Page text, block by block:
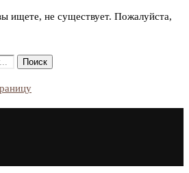
ищете, не существует. Пожалуйста,